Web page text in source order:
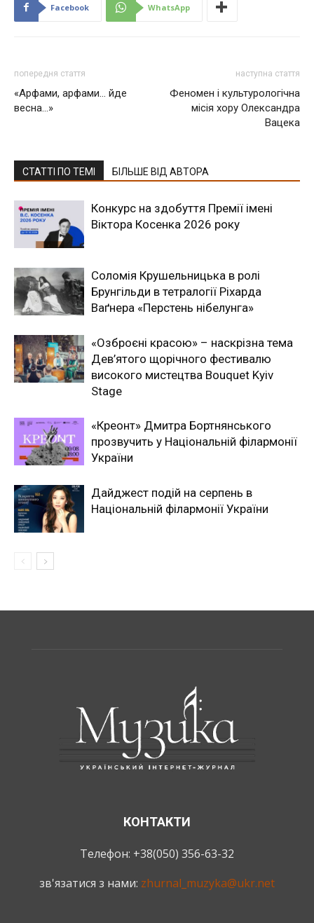
Facebook WhatsApp
попередня стаття
«Арфами, арфами… йде
весна…»
наступна стаття
Феномен і культурологічна
місія хору Олександра
Вацека
СТАТТІ ПО ТЕМІ БІЛЬШЕ ВІД АВТОРА
Конкурс на здобуття Премії імені
Віктора Косенка 2026 року
Соломія Крушельницька в ролі
Брунгільди в тетралогії Ріхарда
Ваґнера «Перстень нібелунга»
«Озброєні красою» – наскрізна тема
Дев’ятого щорічного фестивалю
високого мистецтва Bouquet Kyiv
Stage
«Креонт» Дмитра Бортнянського
прозвучить у Національній філармонії
України
Дайджест подій на серпень в
Національній філармонії України
КОНТАКТИ
Телефон: +38(050) 356-63-32
зв'язатися з нами: zhurnal_muzyka@ukr.net